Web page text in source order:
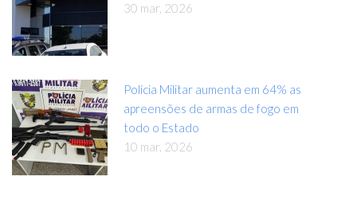
30 mar, 2026
Polícia Militar aumenta em 64% as
apreensões de armas de fogo em
todo o Estado
10 mar, 2026